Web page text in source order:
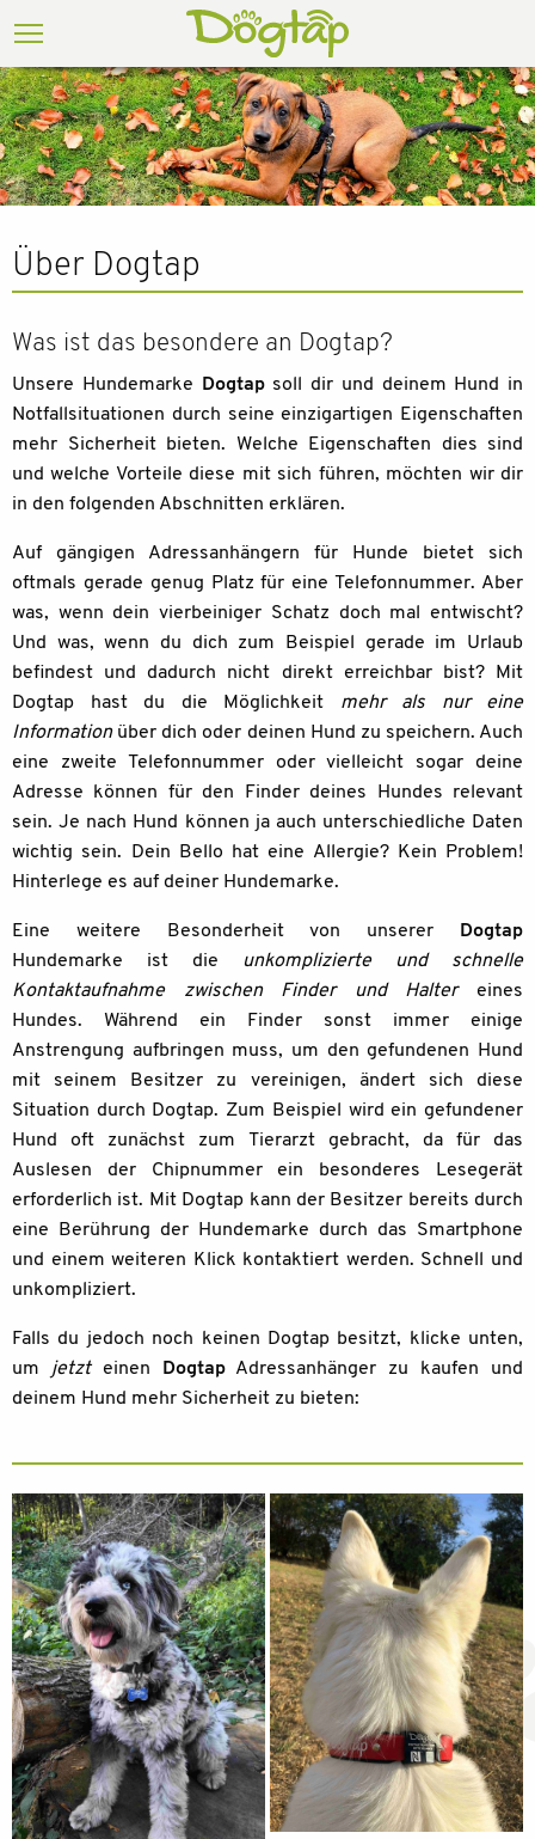
Über Dogtap
Was ist das besondere an Dogtap?
Unsere Hundemarke Dogtapsoll dir und deinem Hund in
Notfallsituationen durch seine einzigartigen Eigenschaften
mehr Sicherheit bieten. Welche Eigenschaften dies sind
und welche Vorteile diese mit sich führen, möchten wir dir
in den folgenden Abschnitten erklären.
Auf gängigen Adressanhängern für Hunde bietet sich
oftmals gerade genug Platz für eine Telefonnummer. Aber
was, wenn dein vierbeiniger Schatz doch mal entwischt?
Und was, wenn du dich zum Beispiel gerade im Urlaub
befindest und dadurch nicht direkt erreichbar bist? Mit
Dogtap hast du die Möglichkeit mehr als nur eine
Informationüber dich oder deinen Hund zu speichern. Auch
eine zweite Telefonnummer oder vielleicht sogar deine
Adresse können für den Finder deines Hundes relevant
sein. Je nach Hund können ja auch unterschiedliche Daten
wichtig sein. Dein Bello hat eine Allergie? Kein Problem!
Hinterlege es auf deiner Hundemarke.
Eine weitere Besonderheit von unserer
Dogtap
Hundemarke ist die
unkomplizierte und schnelle
Kontaktaufnahme zwischen Finder und Haltereines
Hundes. Während ein Finder sonst immer einige
Anstrengung aufbringen muss, um den gefundenen Hund
mit seinem Besitzer zu vereinigen, ändert sich diese
Situation durch Dogtap. Zum Beispiel wird ein gefundener
Hund oft zunächst zum Tierarzt gebracht, da für das
Auslesen der Chipnummer ein besonderes Lesegerät
erforderlich ist. Mit Dogtap kann der Besitzer bereits durch
eine Berührung der Hundemarke durch das Smartphone
und einem weiteren Klick kontaktiert werden. Schnell und
unkompliziert.
Falls du jedoch noch keinen Dogtap besitzt, klicke unten,
um jetzteinen DogtapAdressanhänger zu kaufen und
deinem Hund mehr Sicherheit zu bieten: